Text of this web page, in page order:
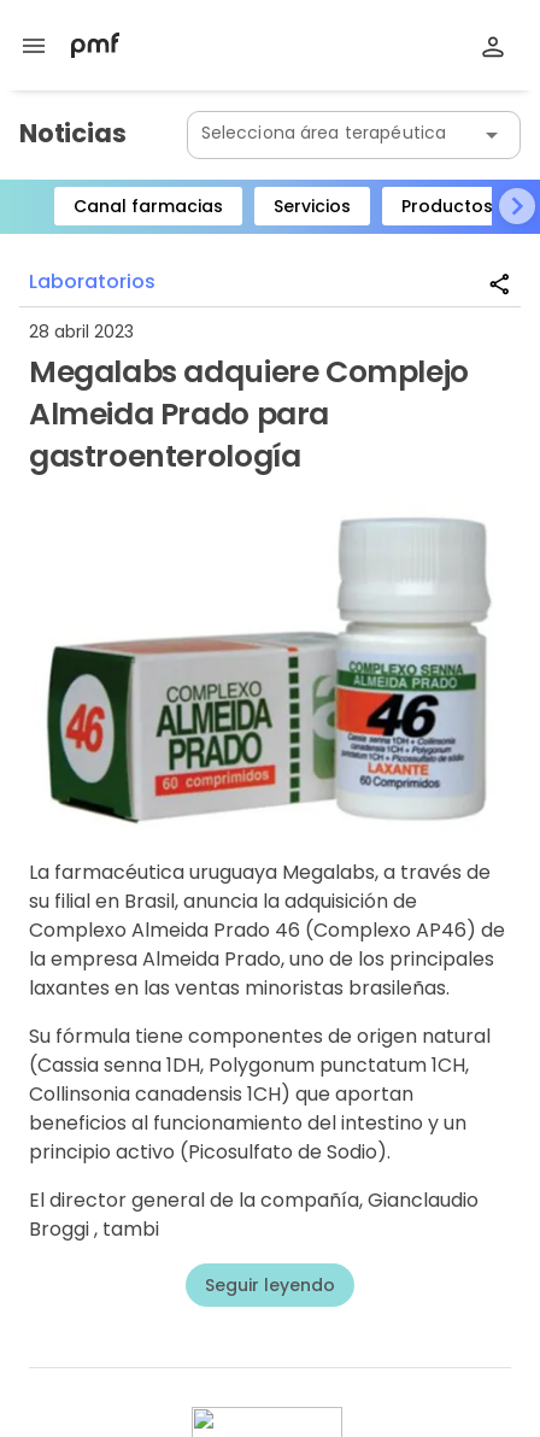
menu
Noticias Selecciona área terapéutica arrow_drop_down
Canal farmacias Servicios
Productos
Item
of
8
Laboratorios share
28 abril 2023
Megalabs adquiere Complejo
Almeida Prado para
gastroenterología
La farmacéutica uruguaya Megalabs, a través de
su filial en Brasil, anuncia la adquisición de
Complexo Almeida Prado 46 (Complexo AP46) de
la empresa Almeida Prado, uno de los principales
laxantes en las ventas minoristas brasileñas.
Su fórmula tiene componentes de origen natural
(Cassia senna 1DH, Polygonum punctatum 1CH,
Collinsonia canadensis 1CH) que aportan
beneficios al funcionamiento del intestino y un
principio activo (Picosulfato de Sodio).
El director general de la compañía, Gianclaudio
Broggi , tambi
Seguir leyendo